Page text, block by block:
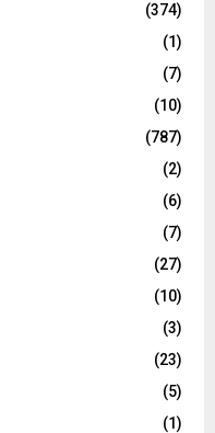
(374)
(1)
(7)
(10)
(787)
(2)
(6)
(7)
(27)
(10)
(3)
(23)
(5)
(1)